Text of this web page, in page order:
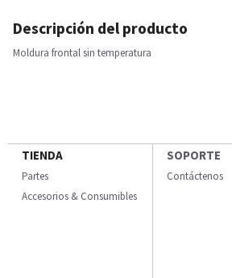
Descripción del producto
Moldura frontal sin temperatura
TIENDA
Partes
Accesorios & Consumibles
SOPORTE
Contáctenos